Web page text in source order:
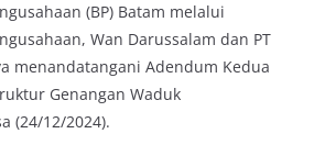
(BP) Batam melalui
Wan Darussalam dan PT
menandatangani Adendum Kedua
Genangan Waduk
(24/12/2024).